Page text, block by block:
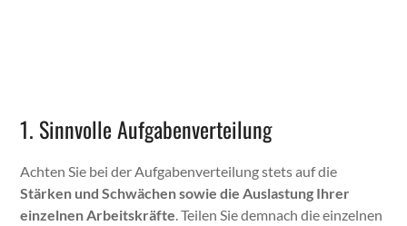
1. Sinnvolle Aufgabenverteilung
Acht­en Sie bei der Auf­gaben­verteilung stets auf die
Stärken und Schwächen sowie die Aus­las­tung Ihrer
einzel­nen Arbeit­skräfte . Teilen Sie dem­nach die einzel­nen